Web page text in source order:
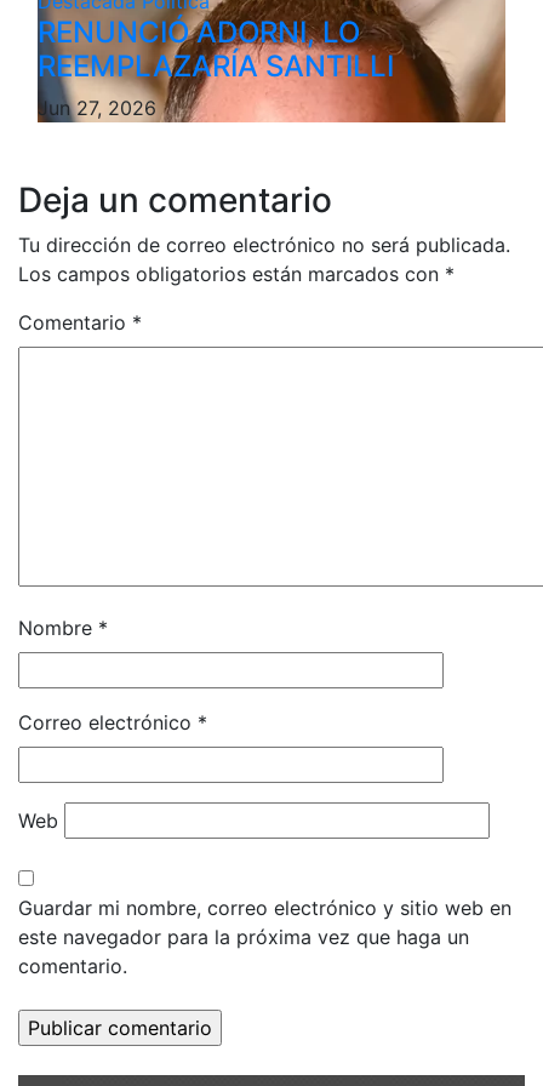
RENUNCIÓ ADORNI, LO
REEMPLAZARÍA SANTILLI
Jun 27, 2026
Deja un comentario
Tu dirección de correo electrónico no será publicada.
Los campos obligatorios están marcados con *
Comentario *
Nombre *
Correo electrónico *
Web
Guardar mi nombre, correo electrónico y sitio web en
este navegador para la próxima vez que haga un
comentario.